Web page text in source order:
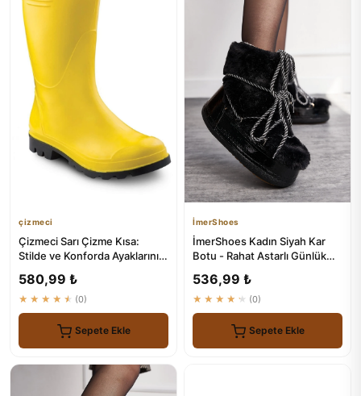
çizmeci
Çizmeci Sarı Çizme Kısa:
Stilde ve Konforda Ayaklarınızı
580,99 ₺
★★★★★ (0)
Sepete Ekle
İmerShoes
İmerShoes Kadın Siyah Kar
Botu - Rahat Astarlı Günlük
536,99 ₺
★★★★★ (0)
Sepete Ekle